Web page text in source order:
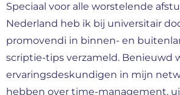
Speciaal voor alle worstelende
Nederland heb ik bij universitair
promovendi in binnen- en
scriptie-tips verzameld. Benieuwd
ervaringsdeskundigen in mijn
hebben over time-management,